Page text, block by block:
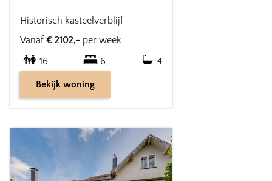
Historisch kasteelverblijf
Vanaf € 2102,- per week
16
6 4
Bekijk woning